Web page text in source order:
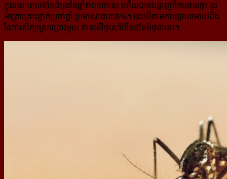
ក្នុងរយៈពេល៥ខែដំបូងនៃឆ្នាំ២០១៣នេះ ហើយបានបង្ហាញពីការថយចុះ នូវ
អាត្រាគ្រោះថ្នាក់ប្រចាំឆ្នាំ ប្រមាណជា៣៦%។ នេះបើតាមការផ្សាយអោយដឹង
នៃការ​សិក្សាស្រាវជ្រាវមួយ កាលពីថ្ងៃសៅរ៍ទី០៨ខែមិថុនានេះ។